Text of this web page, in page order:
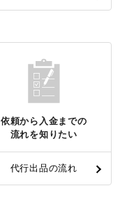
依頼から入金までの
流れを知りたい
代行出品の流れ